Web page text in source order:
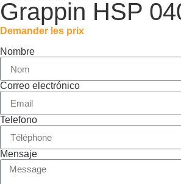
Grappin HSP
Demander les prix
Nombre
Correo electrónico
Telefono
Mensaje